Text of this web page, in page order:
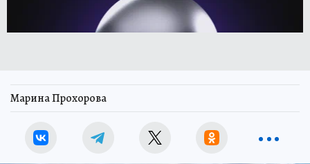
Марина Прохорова